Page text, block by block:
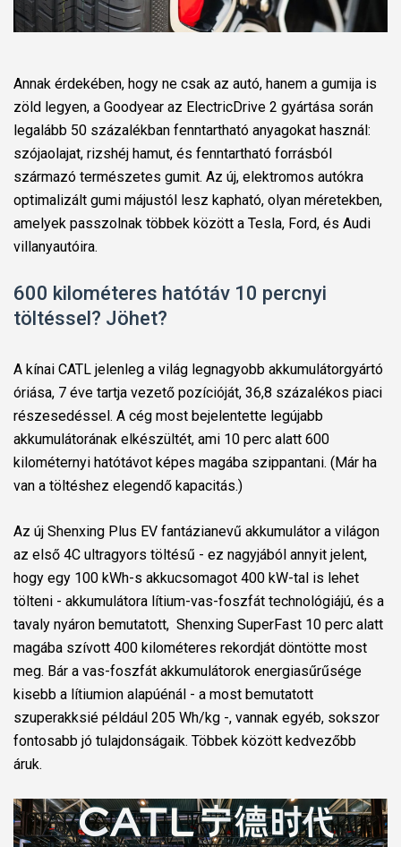
Annak érdekében, hogy ne csak az autó, hanem a gumija is
zöld legyen, a Goodyear az ElectricDrive 2 gyártása során
legalább 50 százalékban fenntartható anyagokat használ:
szójaolajat, rizshéj hamut, és fenntartható forrásból
származó természetes gumit. Az új, elektromos autókra
optimalizált gumi májustól lesz kapható, olyan méretekben,
amelyek passzolnak többek között a Tesla, Ford, és Audi
villanyautóira.
600 kilométeres hatótáv 10 percnyi
töltéssel? Jöhet?
A kínai CATL jelenleg a világ legnagyobb akkumulátorgyártó
óriása, 7 éve tartja vezető pozícióját, 36,8 százalékos piaci
részesedéssel. A cég most bejelentette legújabb
akkumulátorának elkészültét, ami 10 perc alatt 600
kilométernyi hatótávot képes magába szippantani. (Már ha
van a töltéshez elegendő kapacitás.)
Az új Shenxing Plus EV fantázianevű akkumulátor a világon
az első 4C ultragyors töltésű - ez nagyjából annyit jelent,
hogy egy 100 kWh-s akkucsomagot 400 kW-tal is lehet
tölteni - akkumulátora lítium-vas-foszfát technológiájú, és a
tavaly nyáron bemutatott, Shenxing SuperFast 10 perc alatt
magába szívott 400 kilométeres rekordját döntötte most
meg. Bár a vas-foszfát akkumulátorok energiasűrűsége
kisebb a lítiumion alapúénál - a most bemutatott
szuperakksié például 205 Wh/kg -, vannak egyéb, sokszor
fontosabb jó tulajdonságaik. Többek között kedvezőbb
áruk.